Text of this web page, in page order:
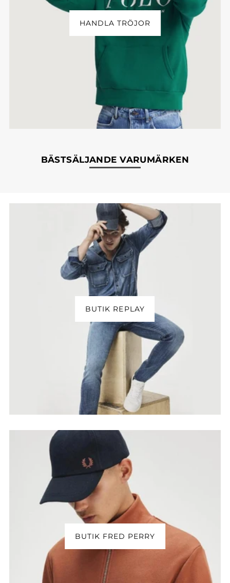
HANDLA TRÖJOR
BÄSTSÄLJANDE VARUMÄRKEN
BUTIK REPLAY
BUTIK FRED PERRY